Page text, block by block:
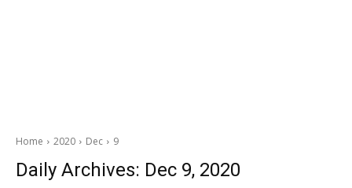
Home 2020 Dec 9
Daily Archives: Dec 9, 2020